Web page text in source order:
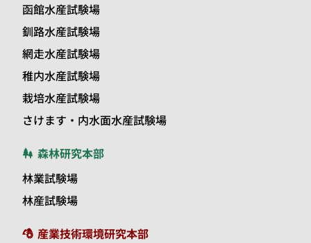
函館水産試験場
釧路水産試験場
網走水産試験場
稚内水産試験場
栽培水産試験場
さけます・内水面水産試験場
森林研究本部
林業試験場
林産試験場
産業技術環境研究本部